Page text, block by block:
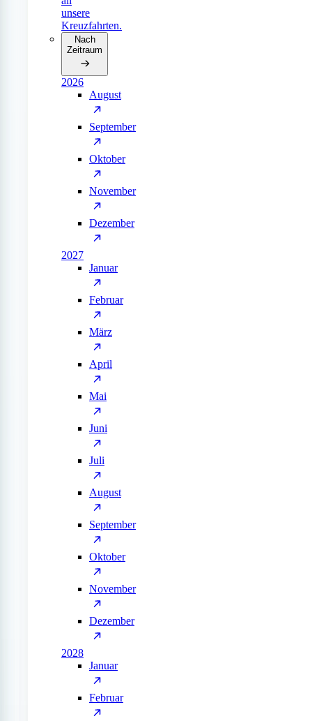
unsere
Kreuzfahrten.
Nach
Zeitraum
2026
August
September
Oktober
November
Dezember
2027
Januar
Februar
März
April
Mai
Juni
Juli
August
September
Oktober
November
Dezember
2028
Januar
Februar